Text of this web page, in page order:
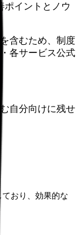
ポイントとノウ
含むため、制度
各サービス公式
自分向けに残せ
おり、効果的な